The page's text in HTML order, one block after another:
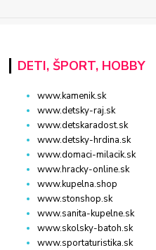
DETI, ŠPORT, HOBBY
www.kamenik.sk
www.detsky-raj.sk
www.detskaradost.sk
www.detsky-hrdina.sk
www.domaci-milacik.sk
www.hracky-online.sk
www.kupelna.shop
www.stonshop.sk
www.sanita-kupelne.sk
www.skolsky-batoh.sk
www.sportaturistika.sk